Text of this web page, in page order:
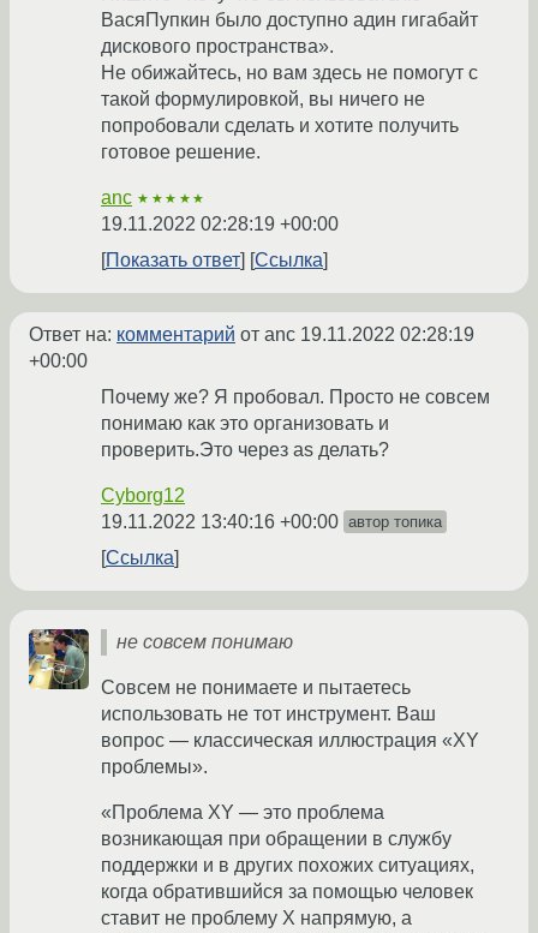
ВасяПупкин было доступно адин гигабайт
дискового пространства».
Не обижайтесь, но вам здесь не помогут с
такой формулировкой, вы ничего не
попробовали сделать и хотите получить
готовое решение.
anc ★★★★★
19.11.2022 02:28:19 +00:00
Показать ответ
Ссылка
Ответ на: комментарий от anc 19.11.2022 02:28:19
+00:00
Почему же? Я пробовал. Просто не совсем
понимаю как это организовать и
проверить.Это через as делать?
Cyborg12
19.11.2022 13:40:16 +00:00 автор топика
Ссылка
не совсем понимаю
Совсем не понимаете и пытаетесь
использовать не тот инструмент. Ваш
вопрос — классическая иллюстрация «XY
проблемы».
«Проблема XY — это проблема
возникающая при обращении в службу
поддержки и в других похожих ситуациях,
когда обратившийся за помощью человек
ставит не проблему X напрямую, а